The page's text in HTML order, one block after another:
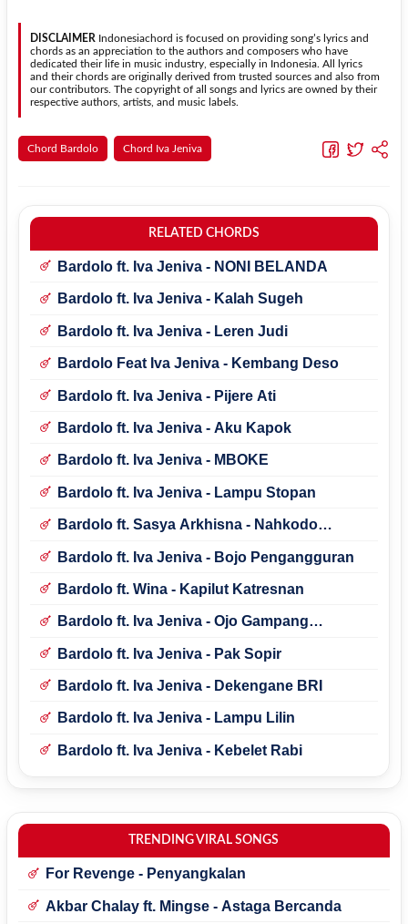
dipelajari oleh pemula tanpa menghilangkan struktur dasar lagu.
DISCLAIMER Indonesiachord is focused on providing song’s lyrics and
chords as an appreciation to the authors and composers who have
dedicated their life in music industry, especially in Indonesia. All lyrics
and their chords are originally derived from trusted sources and also from
our contributors. The copyright of all songs and lyrics are owned by their
respective authors, artists, and music labels.
Chord Bardolo Chord Iva Jeniva
RELATED CHORDS
Bardolo ft. Iva Jeniva - NONI BELANDA
Bardolo ft. Iva Jeniva - Kalah Sugeh
Bardolo ft. Iva Jeniva - Leren Judi
Bardolo Feat Iva Jeniva - Kembang Deso
Bardolo ft. Iva Jeniva - Pijere Ati
Bardolo ft. Iva Jeniva - Aku Kapok
Bardolo ft. Iva Jeniva - MBOKE
Bardolo ft. Iva Jeniva - Lampu Stopan
Bardolo ft. Sasya Arkhisna - Nahkodo
Bardolo ft. Iva Jeniva - Bojo Pengangguran
Bardolo ft. Wina - Kapilut Katresnan
Bardolo ft. Iva Jeniva - Ojo Gampang
Bardolo ft. Iva Jeniva - Pak Sopir
Bardolo ft. Iva Jeniva - Dekengane BRI
Bardolo ft. Iva Jeniva - Lampu Lilin
Bardolo ft. Iva Jeniva - Kebelet Rabi
TRENDING VIRAL SONGS
For Revenge - Penyangkalan
Akbar Chalay ft. Mingse - Astaga Bercanda